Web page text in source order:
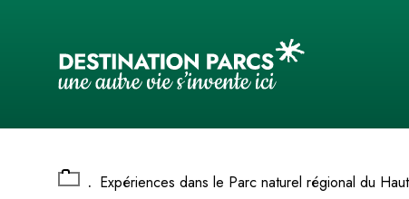
. Expériences dans le Parc naturel régional du